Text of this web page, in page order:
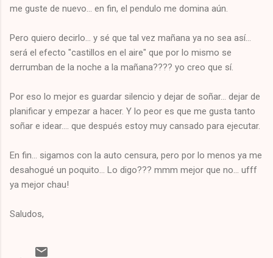
me guste de nuevo... en fin, el pendulo me domina aún.
Pero quiero decirlo... y sé que tal vez mañana ya no sea así...
será el efecto "castillos en el aire" que por lo mismo se
derrumban de la noche a la mañana???? yo creo que sí.
Por eso lo mejor es guardar silencio y dejar de soñar... dejar de
planificar y empezar a hacer. Y lo peor es que me gusta tanto
soñar e idear.... que después estoy muy cansado para ejecutar.
En fin... sigamos con la auto censura, pero por lo menos ya me
desahogué un poquito... Lo digo??? mmm mejor que no... ufff
ya mejor chau!
Saludos,